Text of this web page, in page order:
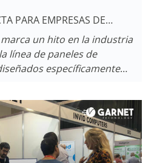
PARA EMPRESAS DE
EN FUNCIONES
MÁS ALTAS
un hito en la industria
línea de paneles de
específicamente
Con tecnología
meticulosa a los
posiciona como la solución
de monitoreo están